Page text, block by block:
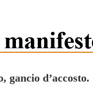
gancio d’accosto.